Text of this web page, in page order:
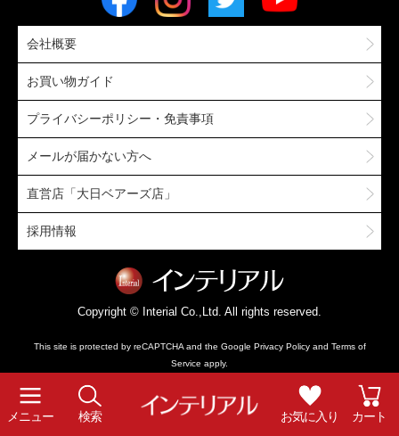
メニュー 検索 お気に入り カート
会社概要
お買い物ガイド
プライバシーポリシー・免責事項
メールが届かない方へ
直営店「大日ベアーズ店」
採用情報
Copyright © Interial Co.,Ltd. All rights reserved.
This site is protected by reCAPTCHA and the Google Privacy Policyand Terms of
Service apply.